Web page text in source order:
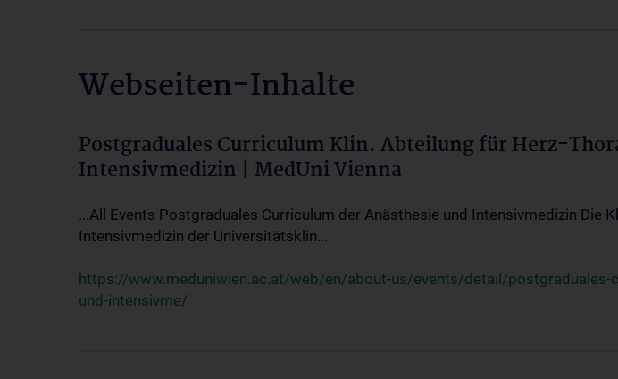
Webseiten-Inhalte
Postgraduales Curriculum Klin. Abteilung für Herz-
Intensivmedizin | MedUni Vienna
...All Events Postgraduales Curriculum der Anästhesie und Intensivmedizin Die
Intensivmedizin der Universitätsklin...
https://www.meduniwien.ac.at/web/en/about-us/events/detail/postgraduales-
und-intensivme/